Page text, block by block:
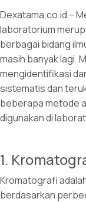
Dexatama.co.id –
laboratorium
berbagai bidang
masih banyak lagi.
mengidentifikasi
sistematis dan
beberapa metode
digunakan di
1.
Kromatografi
berdasarkan